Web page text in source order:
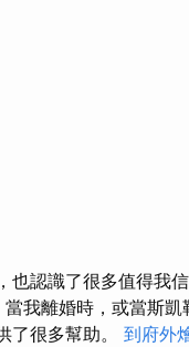
也認識了很多值得我
當我離婚時，或當斯
了很多幫助。 到府外